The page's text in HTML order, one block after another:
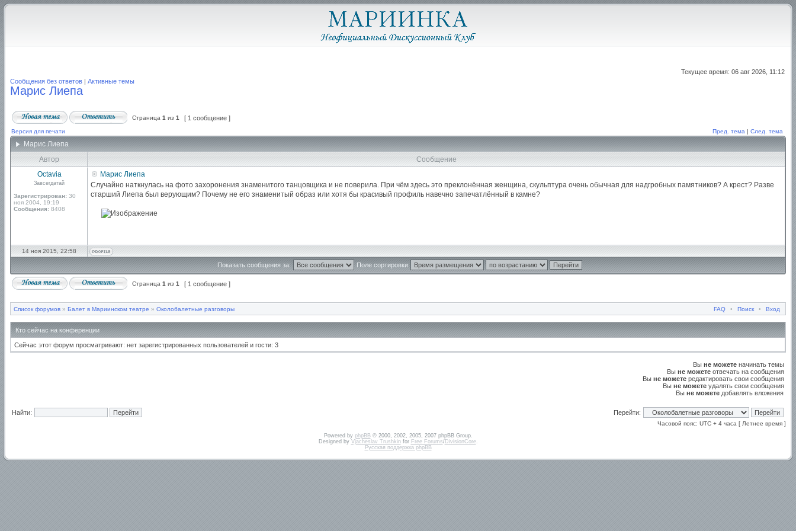
Текущее время: 06 авг 2026, 11:12
Сообщения без ответов | Активные темы
Марис Лиепа
Страница 1 из 1 [ 1 сообщение ]
Версия для печати Пред. тема | След. тема
Марис Лиепа
Автор
Сообщение
Octavia
Завсегдатай
Зарегистрирован: 30
ноя 2004, 19:19
Сообщения: 8408
Марис Лиепа
Случайно наткнулась на фото захоронения знаменитого танцовщика и не поверила. При чём здесь это преклонённая женщина, скульптура очень обычная для надгробных памятников? А крест? Разве
старший Лиепа был верующим? Почему не его знаменитый образ или хотя бы красивый профиль навечно запечатлённый в камне?
14 ноя 2015, 22:58
Показать сообщения за: Поле сортировки
Страница 1 из 1 [ 1 сообщение ]
Список форумов » Балет в Мариинском театре » Околобалетные разговоры FAQ • Поиск • Вход
Кто сейчас на конференции
Сейчас этот форум просматривают: нет зарегистрированных пользователей и гости: 3
Вы не можете начинать темы
Вы не можете отвечать на сообщения
Вы не можете редактировать свои сообщения
Вы не можете удалять свои сообщения
Вы не можете добавлять вложения
Найти: Перейти:
Часовой пояс: UTC + 4 часа [ Летнее время ]
Powered by phpBB© 2000, 2002, 2005, 2007 phpBB Group.
Designed by Vjacheslav Trushkinfor Free Forums/DivisionCore.
Русская поддержка phpBB